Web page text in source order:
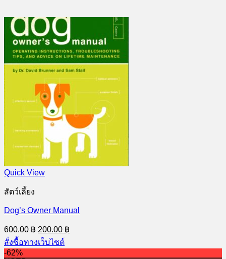
Quick View
สัตว์เลี้ยง
Dog’s Owner Manual
600.00฿ Original
price
was:
600.00 ฿.
200.00 ฿
price
200.00 ฿.
สั่งซื้อทางเว็บไซต์
-62%